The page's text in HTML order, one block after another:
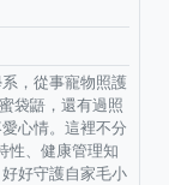
，從事寵物照護
袋鼯，還有過照
心情。這裡不分
性、健康管理知
好守護自家毛小